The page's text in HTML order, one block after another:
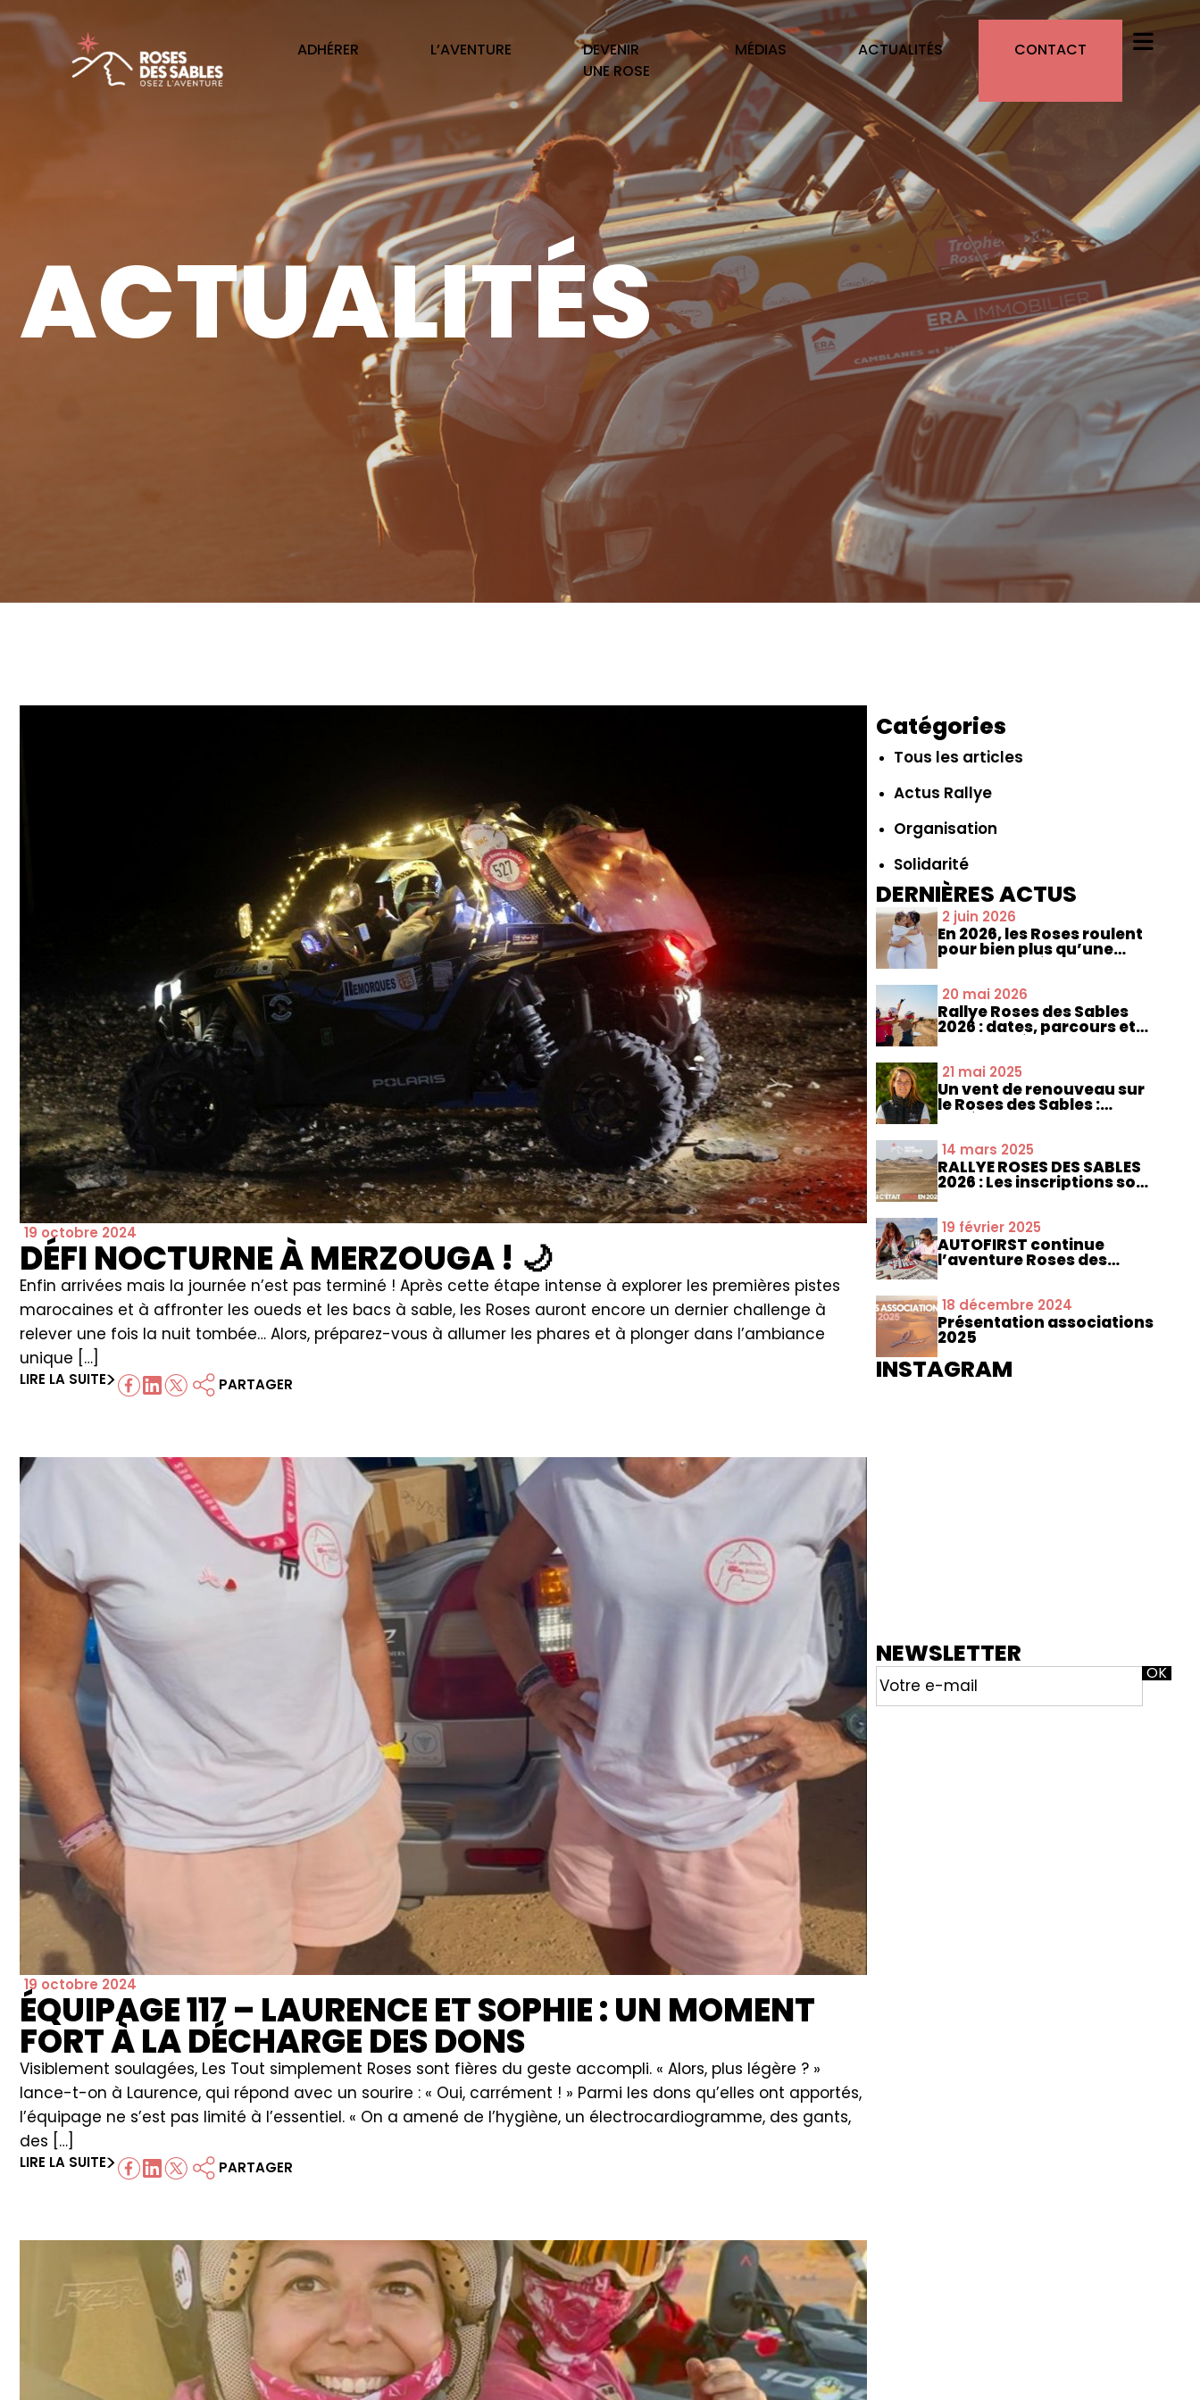
ADHÉRER L’AVENTURE
DEVENIR
UNE ROSE
MÉDIAS ACTUALITÉS CONTACT
ACTUALITÉS
19 octobre 2024
DÉFI NOCTURNE À MERZOUGA ! 🌙
Enfin arrivées mais la journée n’est pas terminé ! Après cette étape intense à explorer les premières pistes
marocaines et à affronter les oueds et les bacs à sable, les Roses auront encore un dernier challenge à
relever une fois la nuit tombée… Alors, préparez-vous à allumer les phares et à plonger dans l’ambiance
unique […]
LIRE LA SUITE PARTAGER
19 octobre 2024
ÉQUIPAGE 117 – LAURENCE ET SOPHIE : UN MOMENT
FORT À LA DÉCHARGE DES DONS
Visiblement soulagées, Les Tout simplement Roses sont fières du geste accompli. « Alors, plus légère ? »
lance-t-on à Laurence, qui répond avec un sourire : « Oui, carrément ! » Parmi les dons qu’elles ont apportés,
l’équipage ne s’est pas limité à l’essentiel. « On a amené de l’hygiène, un électrocardiogramme, des gants,
des […]
LIRE LA SUITE PARTAGER
Catégories
Tous les articles
Actus Rallye
Organisation
Solidarité
DERNIÈRES ACTUS
2 juin 2026
En 2026, les Roses roulent
pour bien plus qu’une
ligne d’arrivée
20 mai 2026
Rallye Roses des Sables
2026 : dates, parcours et
nouveautés
21 mai 2025
Un vent de renouveau sur
le Roses des Sables :
Aurélia Roquesalane
14 mars 2025
RALLYE ROSES DES SABLES
2026 : Les inscriptions sont
19 février 2025
AUTOFIRST continue
l’aventure Roses des
18 décembre 2024
Présentation associations
2025
INSTAGRAM
NEWSLETTER
NL
E-
mail